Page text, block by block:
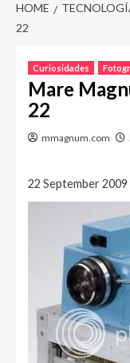
HOME
22
Curiosidades
Mare
22
mmagnum.com
22 September